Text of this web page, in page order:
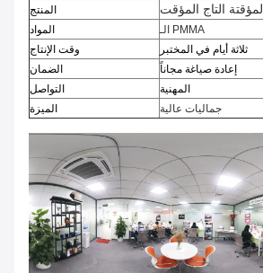
المنتج
التاج المؤقت
المواد
الـ PMMA
وقت الإنتاج
ثلاثة أيام في المختبر
الضمان
إعادة صياغة مجاناً
التواصل
المهنية
الميزة
جماليات عالية